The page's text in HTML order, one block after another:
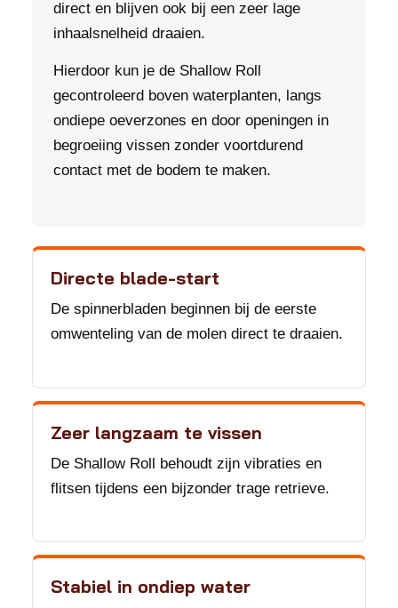
direct en blijven ook bij een zeer lage
inhaalsnelheid draaien.
Hierdoor kun je de Shallow Roll
gecontroleerd boven waterplanten, langs
ondiepe oeverzones en door openingen in
begroeiing vissen zonder voortdurend
contact met de bodem te maken.
Directe blade-start
De spinnerbladen beginnen bij de eerste
omwenteling van de molen direct te draaien.
Zeer langzaam te vissen
De Shallow Roll behoudt zijn vibraties en
flitsen tijdens een bijzonder trage retrieve.
Stabiel in ondiep water